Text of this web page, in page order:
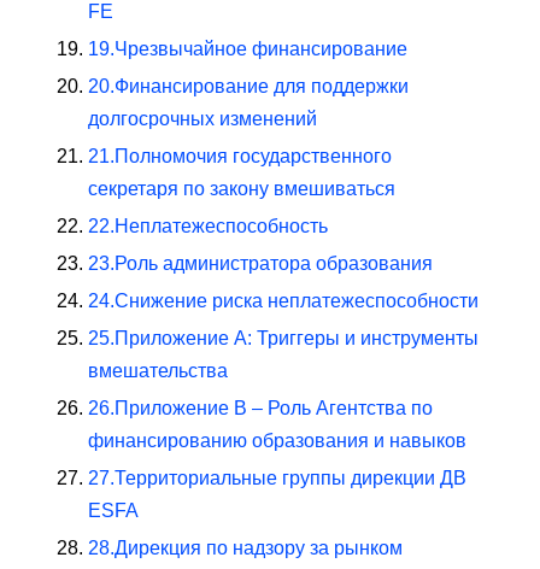
FE
19.Чрезвычайное финансирование
20.Финансирование для поддержки
долгосрочных изменений
21.Полномочия государственного
секретаря по закону вмешиваться
22.Неплатежеспособность
23.Роль администратора образования
24.Снижение риска неплатежеспособности
25.Приложение A: Триггеры и инструменты
вмешательства
26.Приложение B – Роль Агентства по
финансированию образования и навыков
27.Территориальные группы дирекции ДВ
ESFA
28.Дирекция по надзору за рынком